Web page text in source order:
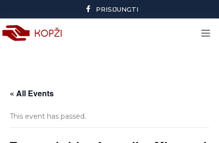
PRISIJUNGTI
« All Events
This event has passed.